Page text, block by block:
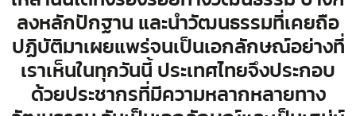
ลงหลักปักฐาน และนำวัฒนธรรมที่เคยถือ
ปฏิบัติมาเผยแพร่จนเป็นเอกลักษณ์อย่างที่
เราเห็นในทุกวันนี้ ประเทศไทยจึงประกอบ
ด้วยประชากรที่มีความหลากหลายทาง